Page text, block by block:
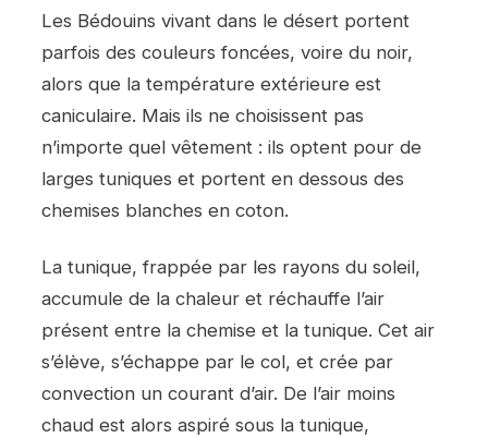
Les Bédouins vivant dans le désert portent
parfois des couleurs foncées, voire du noir,
alors que la température extérieure est
caniculaire. Mais ils ne choisissent pas
n’importe quel vêtement : ils optent pour de
larges tuniques et portent en dessous des
chemises blanches en coton.
La tunique, frappée par les rayons du soleil,
accumule de la chaleur et réchauffe l’air
présent entre la chemise et la tunique. Cet air
s’élève, s’échappe par le col, et crée par
convection un courant d’air. De l’air moins
chaud est alors aspiré sous la tunique,